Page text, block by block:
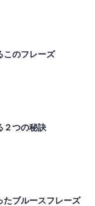
このフレーズ
２つの秘訣
たブルースフレーズ